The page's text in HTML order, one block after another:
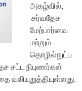
அகழ்வில்,
சர்வதேச
மேற்பார்வை
மற்றும்
தொழில்நுட்ப
சட்ட நிபுணர்கள்